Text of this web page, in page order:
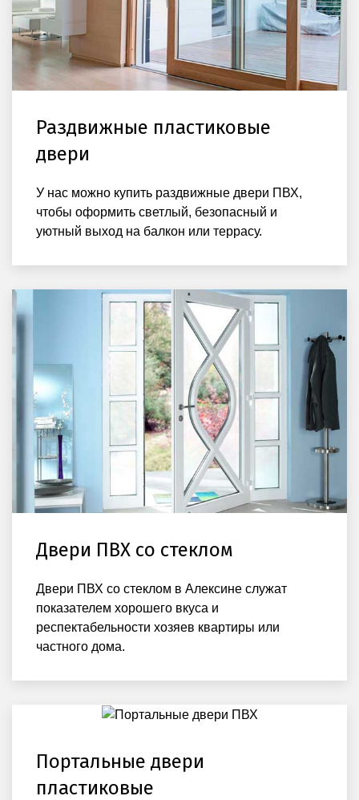
Раздвижные пластиковые
двери
У нас можно купить раздвижные двери ПВХ,
чтобы оформить светлый, безопасный и
уютный выход на балкон или террасу.
Двери ПВХ со стеклом
Двери ПВХ со стеклом в Алексине служат
показателем хорошего вкуса и
респектабельности хозяев квартиры или
частного дома.
Портальные двери
пластиковые